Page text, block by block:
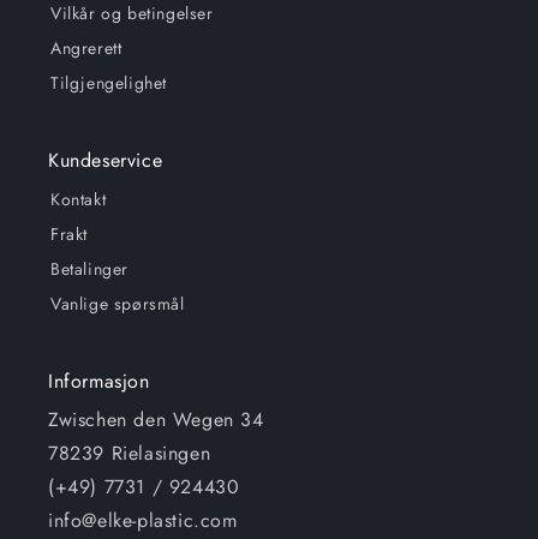
Vilkår og betingelser
Angrerett
Tilgjengelighet
Kundeservice
Kontakt
Frakt
Betalinger
Vanlige spørsmål
Informasjon
Zwischen den Wegen 34
78239 Rielasingen
(+49) 7731 / 924430
info@elke-plastic.com